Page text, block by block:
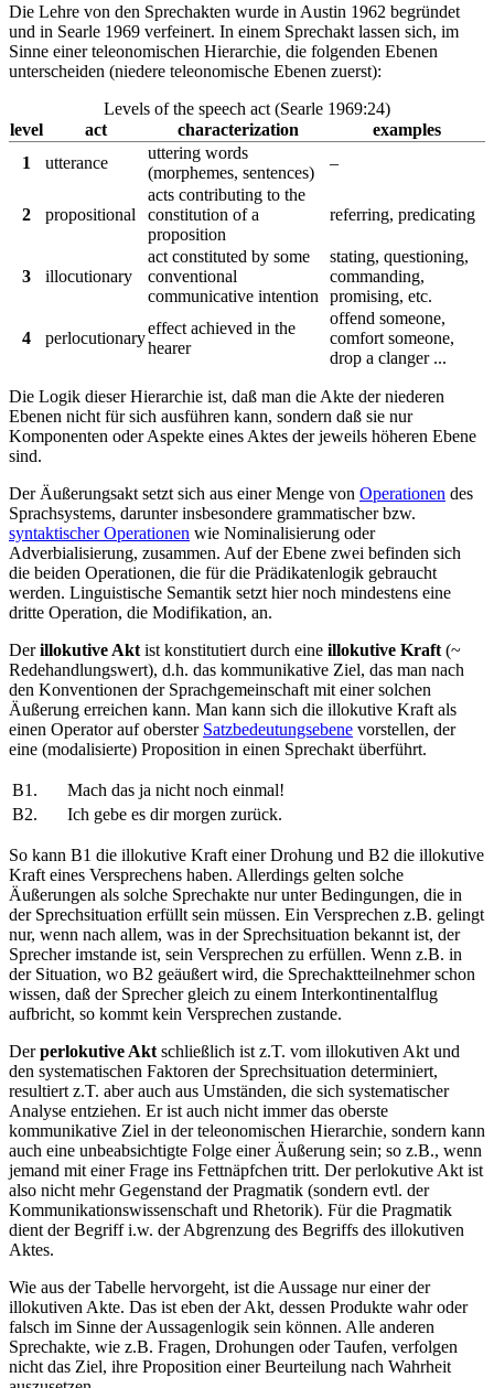
Die Lehre von den Sprechakten wurde in Austin 1962 begründet
und in Searle 1969 verfeinert. In einem Sprechakt lassen sich, im
Sinne einer teleonomischen Hierarchie, die folgenden Ebenen
unterscheiden (niedere teleonomische Ebenen zuerst):
Levels of the speech act (Searle 1969:24)
level
act characterization
examples
1
utterance
uttering words
(morphemes, sentences)
–
2 propositional
acts contributing to the
constitution of a
proposition
referring, predicating
3 illocutionary
act constituted by some
conventional
communicative intention
stating, questioning,
commanding,
promising, etc.
4 perlocutionary
effect achieved in the
hearer
offend someone,
comfort someone,
drop a clanger ...
Die Logik dieser Hierarchie ist, daß man die Akte der niederen
Ebenen nicht für sich ausführen kann, sondern daß sie nur
Komponenten oder Aspekte eines Aktes der jeweils höheren Ebene
sind.
Der Äußerungsakt setzt sich aus einer Menge von Operationen des
Sprachsystems, darunter insbesondere grammatischer bzw.
syntaktischer Operationen wie Nominalisierung oder
Adverbialisierung, zusammen. Auf der Ebene zwei befinden sich
die beiden Operationen, die für die Prädikatenlogik gebraucht
werden. Linguistische Semantik setzt hier noch mindestens eine
dritte Operation, die Modifikation, an.
Derillokutive Akt ist konstitutiert durch eine illokutive Kraft (~
Redehandlungswert), d.h. das kommunikative Ziel, das man nach
den Konventionen der Sprachgemeinschaft mit einer solchen
Äußerung erreichen kann. Man kann sich die illokutive Kraft als
einen Operator auf oberster Satzbedeutungsebene vorstellen, der
eine (modalisierte) Proposition in einen Sprechakt überführt.
B1.
Mach das ja nicht noch einmal!
B2.
Ich gebe es dir morgen zurück.
So kann B1 die illokutive Kraft einer Drohung und B2 die illokutive
Kraft eines Versprechens haben. Allerdings gelten solche
Äußerungen als solche Sprechakte nur unter Bedingungen, die in
der Sprechsituation erfüllt sein müssen. Ein Versprechen z.B. gelingt
nur, wenn nach allem, was in der Sprechsituation bekannt ist, der
Sprecher imstande ist, sein Versprechen zu erfüllen. Wenn z.B. in
der Situation, wo B2 geäußert wird, die Sprechaktteilnehmer schon
wissen, daß der Sprecher gleich zu einem Interkontinentalflug
aufbricht, so kommt kein Versprechen zustande.
Derperlokutive Akt schließlich ist z.T. vom illokutiven Akt und
den systematischen Faktoren der Sprechsituation determiniert,
resultiert z.T. aber auch aus Umständen, die sich systematischer
Analyse entziehen. Er ist auch nicht immer das oberste
kommunikative Ziel in der teleonomischen Hierarchie, sondern kann
auch eine unbeabsichtigte Folge einer Äußerung sein; so z.B., wenn
jemand mit einer Frage ins Fettnäpfchen tritt. Der perlokutive Akt ist
also nicht mehr Gegenstand der Pragmatik (sondern evtl. der
Kommunikationswissenschaft und Rhetorik). Für die Pragmatik
dient der Begriff i.w. der Abgrenzung des Begriffs des illokutiven
Aktes.
Wie aus der Tabelle hervorgeht, ist die Aussage nur einer der
illokutiven Akte. Das ist eben der Akt, dessen Produkte wahr oder
falsch im Sinne der Aussagenlogik sein können. Alle anderen
Sprechakte, wie z.B. Fragen, Drohungen oder Taufen, verfolgen
nicht das Ziel, ihre Proposition einer Beurteilung nach Wahrheit